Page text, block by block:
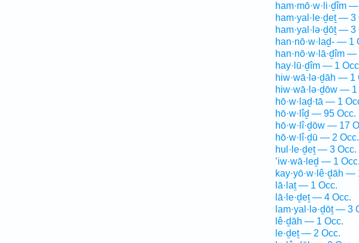
ham·mō·w·li·ḏîm
ham·yal·le·ḏeṯ — 3
ham·yal·lə·ḏōṯ — 3
han·nō·w·laḏ- — 1
han·nō·w·lā·ḏîm
hay·lū·ḏîm — 1
hiw·wā·lə·ḏāh — 1
hiw·wā·lə·ḏōw — 1
hō·w·laḏ·tā — 1
hō·w·lîḏ — 95 Occ.
hō·w·lî·ḏōw — 17
hō·w·lî·ḏū — 2 Occ.
hul·le·ḏeṯ — 3 Occ.
’iw·wā·leḏ — 1 Occ.
kay·yō·w·lê·ḏāh —
lā·laṯ — 1 Occ.
lā·le·ḏeṯ — 4 Occ.
lam·yal·lə·ḏōṯ — 3
lê·ḏāh — 1 Occ.
le·ḏeṯ — 2 Occ.